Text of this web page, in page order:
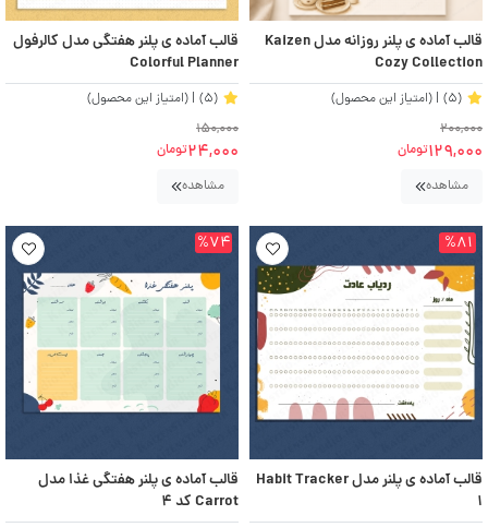
قالب آماده ی پلنر روزانه مدل Kaizen
Cozy Collection
(5)
| (امتیاز این محصول)
200,000
129,000تومان
مشاهده
قالب آماده ی پلنر هفتگی مدل کالرفول
Colorful Planner
(5)
| (امتیاز این محصول)
150,000
24,000تومان
مشاهده
%81
قالب آماده ی پلنر مدل Habit Tracker
1
%74
قالب آماده ی پلنر هفتگی غذا مدل
Carrot کد ۴